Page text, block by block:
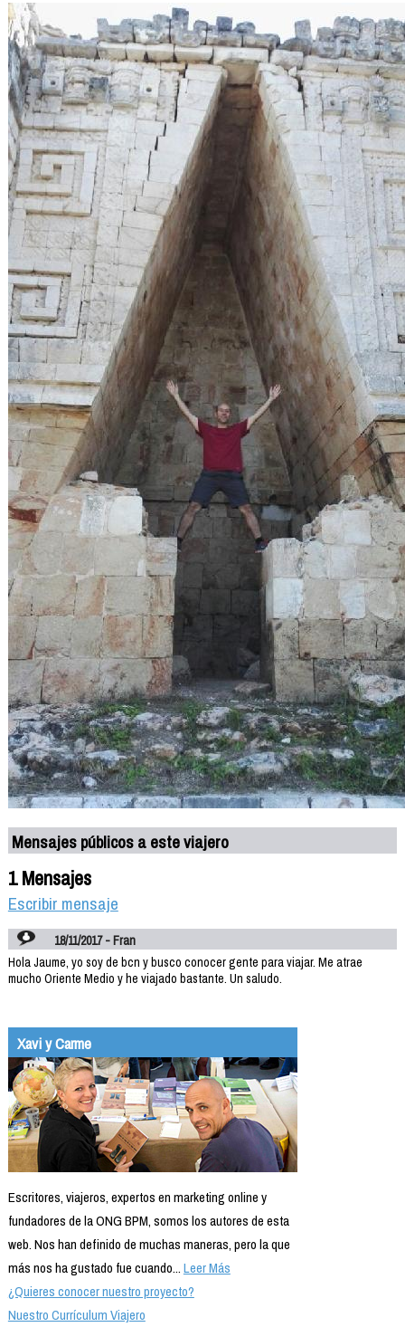
Mensajes públicos a este viajero
1 Mensajes
Escribir mensaje
18/11/2017 - Fran
Hola Jaume, yo soy de bcn y busco conocer gente para viajar. Me atrae
mucho Oriente Medio y he viajado bastante. Un saludo.
Xavi y Carme
Escritores, viajeros, expertos en marketing online y
fundadores de la ONG BPM, somos los autores de esta
web. Nos han definido de muchas maneras, pero la que
más nos ha gustado fue cuando...Leer Más
¿Quieres conocer nuestro proyecto?
Nuestro Currículum Viajero